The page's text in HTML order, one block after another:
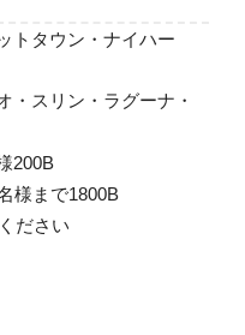
トタウン・ナイハー
・スリン・ラグーナ・
200B
様まで1800B
ださい